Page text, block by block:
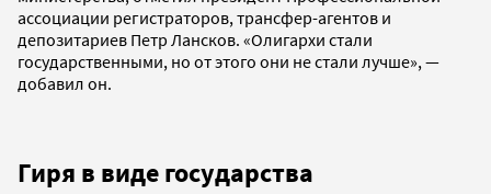
ассоциации регистраторов, трансфер-агентов и
депозитариев Петр Лансков. «Олигархи стали
государственными, но от этого они не стали лучше», —
добавил он.
Гиря в виде государства